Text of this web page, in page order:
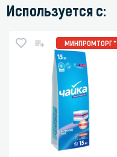
Используется с:
МИНПРОМТОРГ *